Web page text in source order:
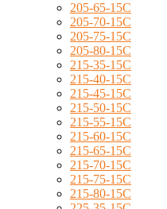
205-65-15C
205-70-15C
205-75-15C
205-80-15C
215-35-15C
215-40-15C
215-45-15C
215-50-15C
215-55-15C
215-60-15C
215-65-15C
215-70-15C
215-75-15C
215-80-15C